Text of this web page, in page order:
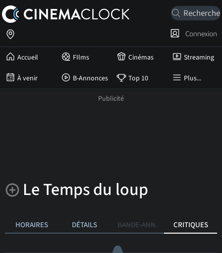
Accueil FIlms Cinémas Streaming
À venir B-Annonces Top 10 Plus...
Connexion
Le Temps du loup
HORAIRES DÉTAILS BANDE-ANN. CRITIQUES